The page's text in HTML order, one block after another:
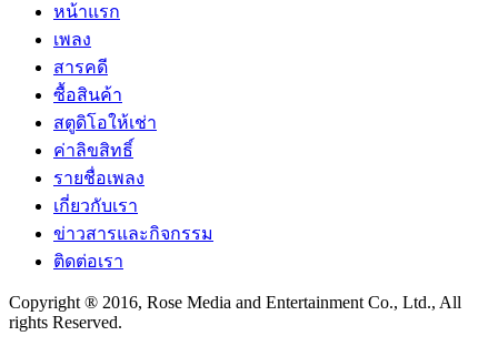
หน้าแรก
เพลง
สารคดี
ซื้อสินค้า
สตูดิโอให้เช่า
ค่าลิขสิทธิ์
รายชื่อเพลง
เกี่ยวกับเรา
ข่าวสารและกิจกรรม
ติดต่อเรา
Copyright ® 2016, Rose Media and Entertainment Co., Ltd., All
rights Reserved.